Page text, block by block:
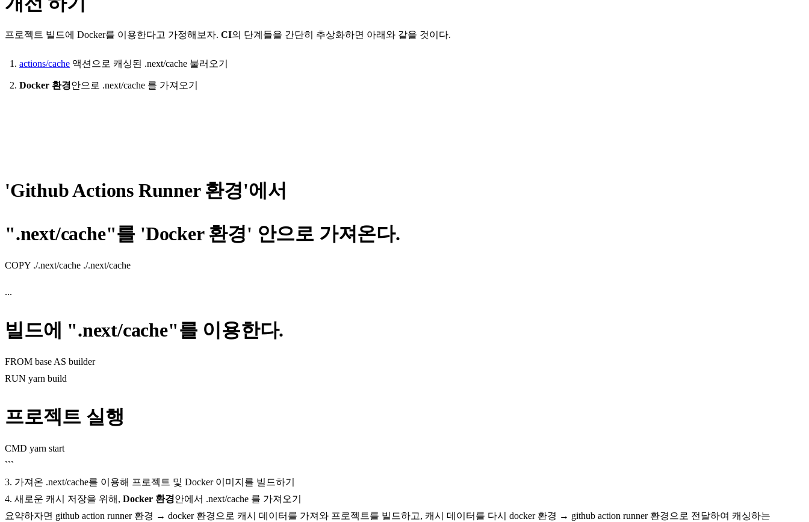
프로젝트 빌드에 Docker를 이용한다고 가정해보자. CI의 단계들을 간단히 추상화하면 아래와 같을 것이다.
actions/cache 액션으로 캐싱된 .next/cache 불러오기
Docker 환경안으로 .next/cache 를 가져오기
'Github Actions Runner 환경'에서
".next/cache"를 'Docker 환경' 안으로 가져온다.
COPY ./.next/cache ./.next/cache
...
빌드에 ".next/cache"를 이용한다.
FROM base AS builder
RUN yarn build
프로젝트 실행
CMD yarn start
```
3. 가져온 .next/cache를 이용해 프로젝트 및 Docker 이미지를 빌드하기
4. 새로운 캐시 저장을 위해, Docker 환경안에서 .next/cache 를 가져오기
요약하자면 github action runner 환경 → docker 환경으로 캐시 데이터를 가져와 프로젝트를 빌드하고, 캐시 데이터를 다시 docker 환경 → github action runner 환경으로 전달하여 캐싱하는